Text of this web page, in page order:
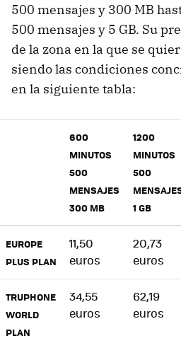
500 mensajes y 300 MB
500 mensajes y 5 GB. Su
de la zona en la que se
siendo las condiciones
en la siguiente tabla:
600
MINUTOS
500
MENSAJES
300 MB
1200
MINUTOS
500
1 GB
EUROPE
PLUS PLAN
11,50
euros
20,73
euros
TRUPHONE
WORLD
PLAN
34,55
euros
62,19
euros